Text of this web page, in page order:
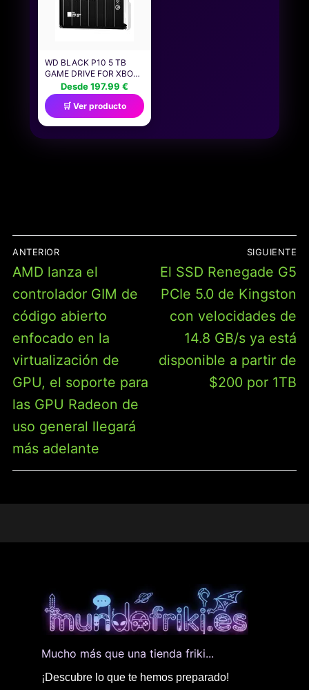
WD BLACK P10 5 TB
GAME DRIVE FOR XBOX
ONE PARA OBTENER
ACCESO A SU
COLECCIÓN DE JUEGOS
DE XBOX EN CUALQUIER
LUGAR, CON LA
COMPRA SE INCLUYE 1
Desde 197.99 €
🛒 Ver producto
NAVEGACIÓN
DE
ENTRADAS
ANTERIOR
Entrada
anterior:
AMD lanza el
controlador GIM de
código abierto
enfocado en la
virtualización de
GPU, el soporte para
las GPU Radeon de
uso general llegará
más adelante
SIGUIENTE
Entrada
siguiente:
El SSD Renegade G5
PCIe 5.0 de Kingston
con velocidades de
14.8 GB/s ya está
disponible a partir de
$200 por 1TB
Mucho más que una tienda friki...
¡Descubre lo que te hemos preparado!